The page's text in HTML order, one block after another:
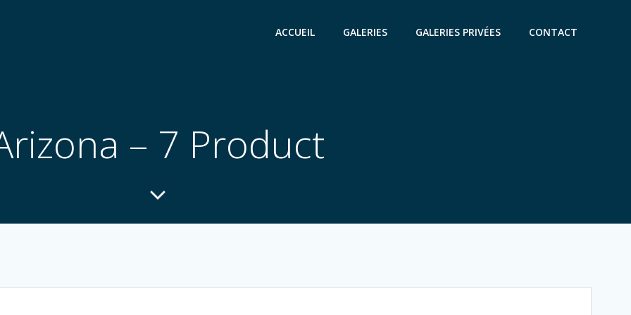
ACCUEIL GALERIES GALERIES PRIVÉES CONTACT
– 7 Product